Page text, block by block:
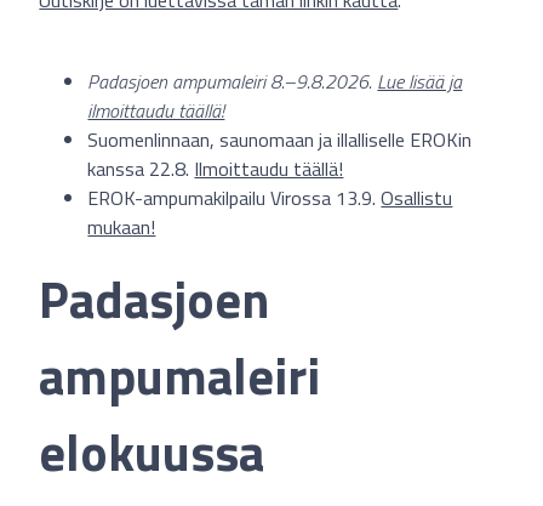
Padasjoen ampumaleiri 8.–9.8.2026. Lue lisää ja
ilmoittaudu täällä!
Suomenlinnaan, saunomaan ja illalliselle EROKin
kanssa 22.8. Ilmoittaudu täällä!
EROK-ampumakilpailu Virossa 13.9.Osallistu
mukaan!
Padasjoen
ampumaleiri
elokuussa